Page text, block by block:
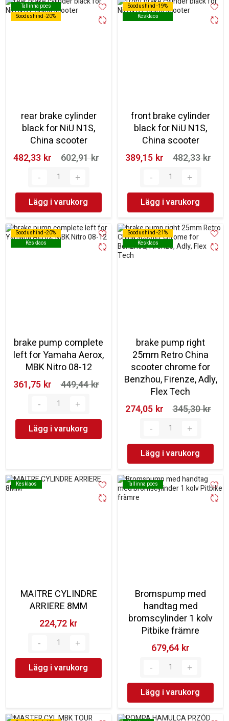
Tallinna poes
Soodushind -20%
Tallinna poes
Soodushind -20%
rear brake cylinder
black for NiU N1S,
China scooter
482,33 kr‎
602,91 kr‎
Lägg i varukorg
Soodushind -19%
Kesklaos
Soodushind -19%
Kesklaos
front brake cylinder
black for NiU N1S,
China scooter
389,15 kr‎
482,33 kr‎
Lägg i varukorg
Soodushind -20%
Kesklaos
Soodushind -20%
Kesklaos
brake pump complete
left for Yamaha Aerox,
MBK Nitro 08-12
361,75 kr‎
449,44 kr‎
Lägg i varukorg
Soodushind -21%
Kesklaos
Soodushind -21%
Kesklaos
brake pump right
25mm Retro China
scooter chrome for
Benzhou, Firenze, Adly,
Flex Tech
274,05 kr‎
345,30 kr‎
Lägg i varukorg
Kesklaos
Kesklaos
MAITRE CYLINDRE
ARRIERE 8MM
224,72 kr‎
Lägg i varukorg
Tallinna poes
Tallinna poes
Bromspump med
handtag med
bromscylinder 1 kolv
Pitbike främre
679,64 kr‎
Lägg i varukorg